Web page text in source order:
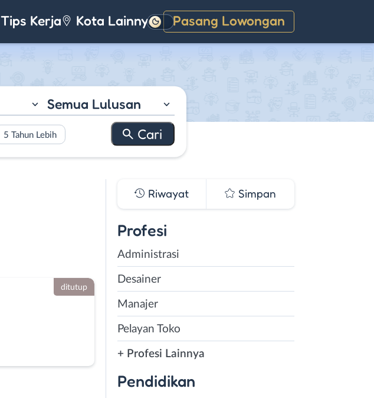
Tips Kerja Kota Lainnya Pasang Lowongan
Gelap
Semua Lulusan
5 Tahun Lebih
ditutup
Riwayat Simpan
Profesi
Administrasi
Desainer
Manajer
Pelayan Toko
+ Profesi Lainnya
Pendidikan